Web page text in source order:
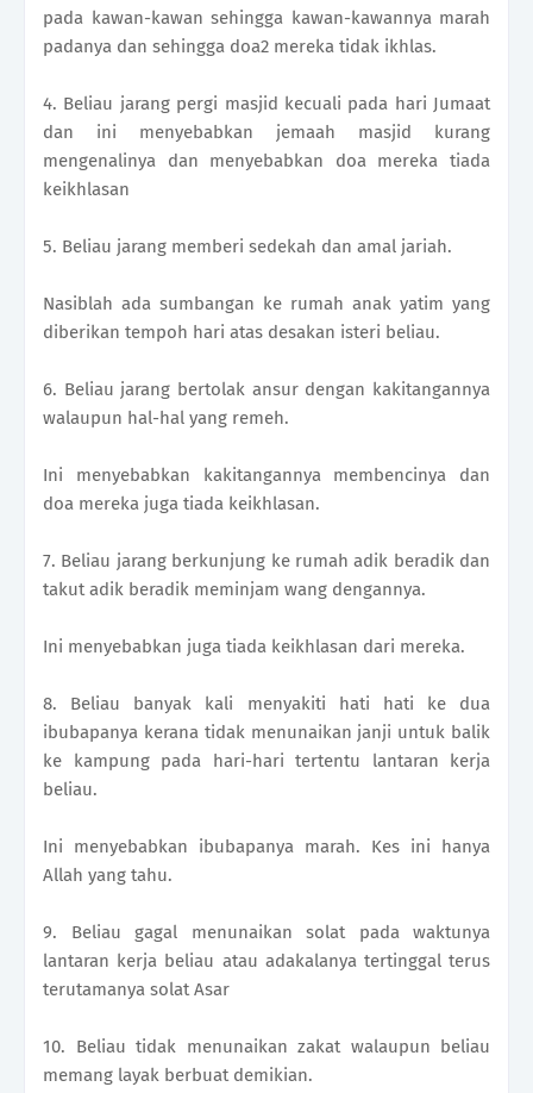
pada kawan-kawan sehingga kawan-kawannya marah
padanya dan sehingga doa2 mereka tidak ikhlas.
4. Beliau jarang pergi masjid kecuali pada hari Jumaat
dan ini menyebabkan jemaah masjid kurang
mengenalinya dan menyebabkan doa mereka tiada
keikhlasan
5. Beliau jarang memberi sedekah dan amal jariah.
Nasiblah ada sumbangan ke rumah anak yatim yang
diberikan tempoh hari atas desakan isteri beliau.
6. Beliau jarang bertolak ansur dengan kakitangannya
walaupun hal-hal yang remeh.
Ini menyebabkan kakitangannya membencinya dan
doa mereka juga tiada keikhlasan.
7. Beliau jarang berkunjung ke rumah adik beradik dan
takut adik beradik meminjam wang dengannya.
Ini menyebabkan juga tiada keikhlasan dari mereka.
8. Beliau banyak kali menyakiti hati hati ke dua
ibubapanya kerana tidak menunaikan janji untuk balik
ke kampung pada hari-hari tertentu lantaran kerja
beliau.
Ini menyebabkan ibubapanya marah. Kes ini hanya
Allah yang tahu.
9. Beliau gagal menunaikan solat pada waktunya
lantaran kerja beliau atau adakalanya tertinggal terus
terutamanya solat Asar
10. Beliau tidak menunaikan zakat walaupun beliau
memang layak berbuat demikian.